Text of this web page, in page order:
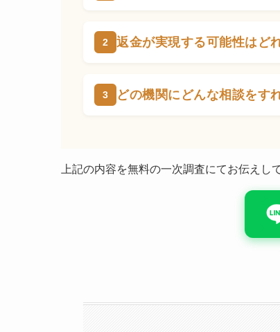
返金が実現する可能性はど
どの機関にどんな相談をす
上記の内容を無料の一次調査にてお伝えし